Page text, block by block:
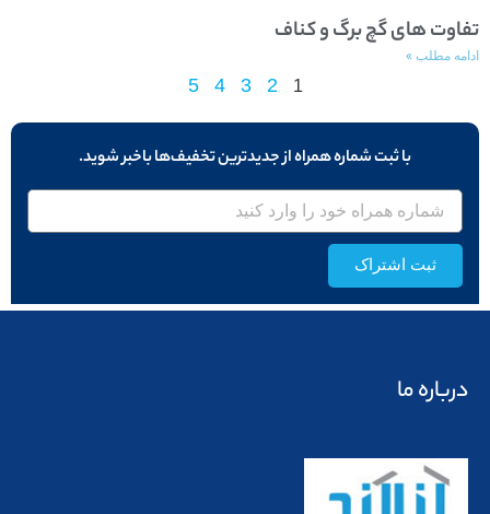
تفاوت‌ های گچ برگ و کناف
ادامه مطلب »
1
2
3
4
5
با ثبت شماره همراه از جدید‌ترین تخفیف‌ها با‌خبر شوید.
ثبت اشتراک
درباره ما